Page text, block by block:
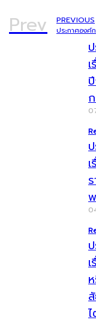
Prev PREVIOUS